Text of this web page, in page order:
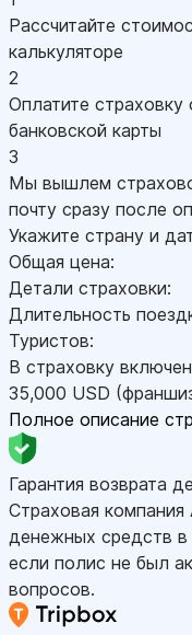
Рассчитайте
калькуляторе
2
Оплатите
банковской карты
3
Мы вышлем
почту сразу после
Укажите страну и
Общая цена:
Детали страховки:
Длительность
Туристов:
В страховку
35,000 USD
Полное описание
Гарантия возврата
Страховая компания
денежных средств в
если полис не был
вопросов.